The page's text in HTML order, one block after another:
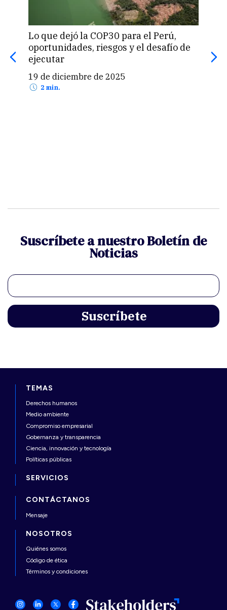
Lo que dejó la COP30 para el Perú,
oportunidades, riesgos y el desafío de
ejecutar
19 de diciembre de 2025
2 min.
Suscríbete a nuestro Boletín de
Noticias
TEMAS
Derechos humanos
Medio ambiente
Compromiso empresarial
Gobernanza y transparencia
Ciencia, innovación y tecnología
Políticas públicas
SERVICIOS
CONTÁCTANOS
Mensaje
NOSOTROS
Quiénes somos
Código de ética
Términos y condiciones